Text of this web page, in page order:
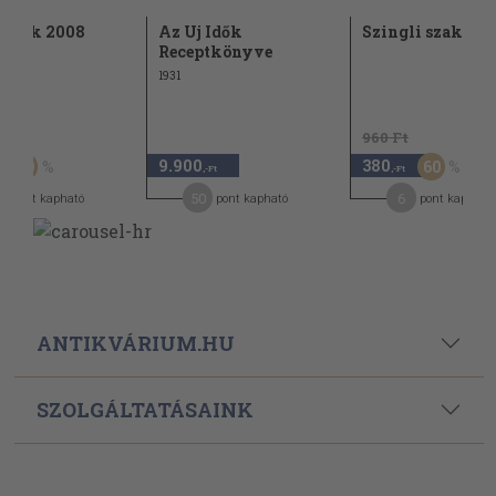
2008
50
pont kapható
Az Uj Idők
Receptkönyve
1931
9.900 ,-Ft
pont kapható
Szingli
960 Ft
380 ,-Ft 60
pont kapható
ANTIKVÁRIUM.HU
SZOLGÁLTATÁSAINK